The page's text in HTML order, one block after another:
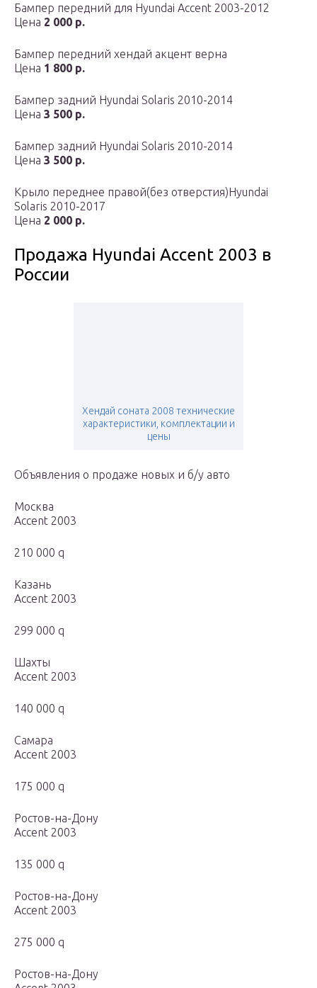
Бампер передний для Hyundai Accent 2003-2012
Цена 2 000 р.
Бампер передний хендай акцент верна
Цена 1 800 р.
Бампер задний Hyundai Solaris 2010-2014
Цена 3 500 р.
Бампер задний Hyundai Solaris 2010-2014
Цена 3 500 р.
Крыло переднее правой(без отверстия)Hyundai
Solaris 2010-2017
Цена 2 000 р.
Продажа Hyundai Accent 2003 в
России
Хендай соната 2008 технические
характеристики, комплектации и
цены
Объявления о продаже новых и б/у авто
Москва
Accent 2003
210 000 q
Казань
Accent 2003
299 000 q
Шахты
Accent 2003
140 000 q
Самара
Accent 2003
175 000 q
Ростов-на-Дону
Accent 2003
135 000 q
Ростов-на-Дону
Accent 2003
275 000 q
Ростов-на-Дону